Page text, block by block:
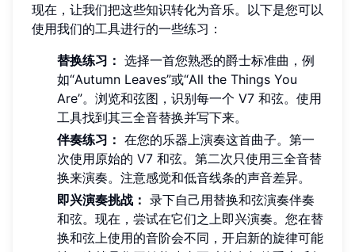
现在，让我们把这些知识转化为音乐。以下是您可以
使用我们的工具进行的一些练习：
替换练习： 选择一首您熟悉的爵士标准曲，例
如“Autumn Leaves”或“All the Things You
Are”。浏览和弦图，识别每一个 V7 和弦。使用
工具找到其三全音替换并写下来。
伴奏练习： 在您的乐器上演奏这首曲子。第一
次使用原始的 V7 和弦。第二次只使用三全音替
换来演奏。注意感觉和低音线条的声音差异。
即兴演奏挑战： 录下自己用替换和弦演奏伴奏
和弦。现在，尝试在它们之上即兴演奏。您在替
换和弦上使用的音阶会不同，开启新的旋律可能